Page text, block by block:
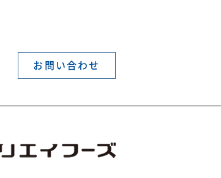
お問い合わせ